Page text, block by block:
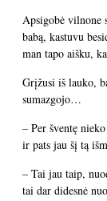
Apsigobė vilnone
babą, kastuvu
man tapo aišku,
Grįžusi iš lauko,
sumazgojo…
– Per šventę
ir pats jau šį tą
– Tai jau taip,
tai dar didesnė